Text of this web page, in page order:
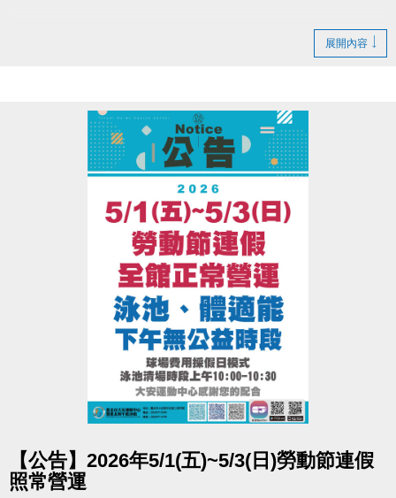
展開內容
【公告】2026年5/1(五)~5/3(日)勞動節連假
照常營運